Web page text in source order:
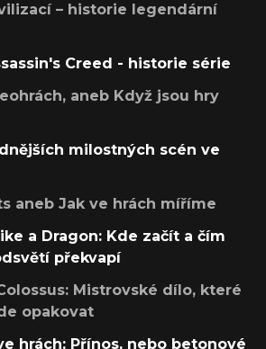
– historie legendární
Creed - historie série
aneb Když jsou hry
milostných scén ve
aneb Jak ve hrách míříme
a Dragon: Kde začít a čím
překvapí
Mistrovské dílo, které
opakovat
hrách: Přínos, nebo betonové